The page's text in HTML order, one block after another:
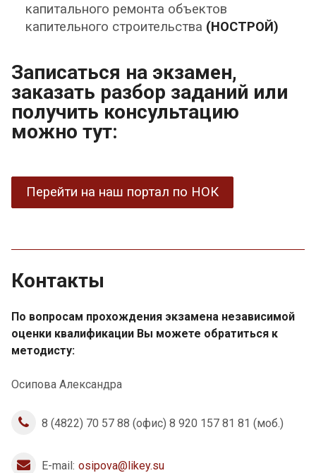
капитального ремонта объектов
капительного строительства (НОСТРОЙ)
Записаться на экзамен,
заказать разбор заданий или
получить консультацию
можно тут:
Перейти на наш портал по НОК
Контакты
По вопросам прохождения экзамена независимой
оценки квалификации Вы можете обратиться к
методисту:
Осипова Александра
8 (4822) 70 57 88 (офис) 8 920 157 81 81 (моб.)
E-mail: osipova@likey.su